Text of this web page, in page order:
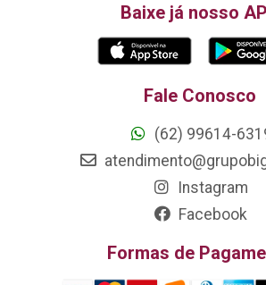
Baixe já nosso
Fale Conosco
(62) 99614-
Instagram
Facebook
Formas de